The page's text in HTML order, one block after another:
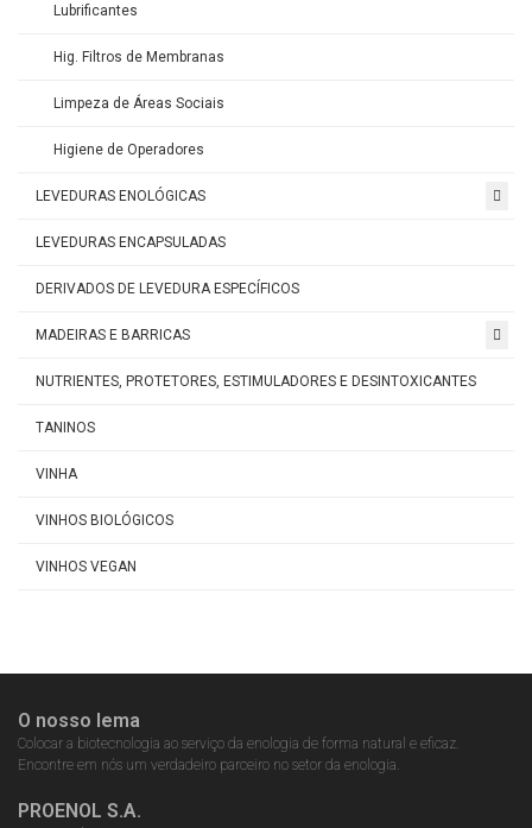
Lubrificantes
Hig. Filtros de Membranas
Limpeza de Áreas Sociais
Higiene de Operadores
LEVEDURAS ENOLÓGICAS
LEVEDURAS ENCAPSULADAS
DERIVADOS DE LEVEDURA ESPECÍFICOS
MADEIRAS E BARRICAS
NUTRIENTES, PROTETORES, ESTIMULADORES E DESINTOXICANTES
TANINOS
VINHA
VINHOS BIOLÓGICOS
VINHOS VEGAN
O nosso lema
Colocar a biotecnologia ao serviço da enologia de forma natural e eficaz.
Encontre em nós um verdadeiro parceiro no setor da enologia.
PROENOL S.A.